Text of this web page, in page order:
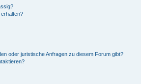
oder juristische Anfragen zu diesem Forum gibt?